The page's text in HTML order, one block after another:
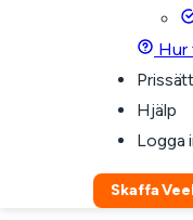
Hur
Hjälp
Logga
Skaffa